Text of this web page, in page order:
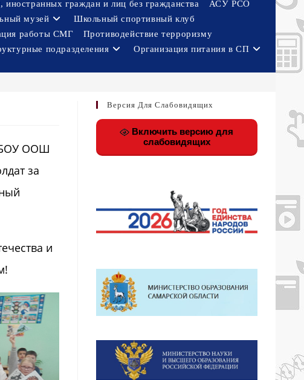
граждан и лиц без гражданства
АСУ РСО
музей
Школьный спортивный клуб
работы СМГ
Противодействие терроризму
подразделения
Организация питания в СП
ООШ
за
и
Версия Для Слабовидящих
Включить версию для
слабовидящих